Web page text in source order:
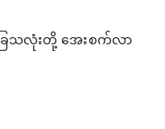
ေသလုံးတို့ အေးစက်လာ